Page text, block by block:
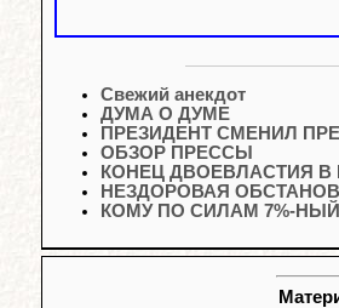
Свежий анекдот
ДУМА О ДУМЕ
ПРЕЗИДЕНТ СМЕНИЛ
ОБЗОР ПРЕССЫ
КОНЕЦ ДВОЕВЛАСТИЯ В
НЕЗДОРОВАЯ
КОМУ ПО СИЛАМ 7%-